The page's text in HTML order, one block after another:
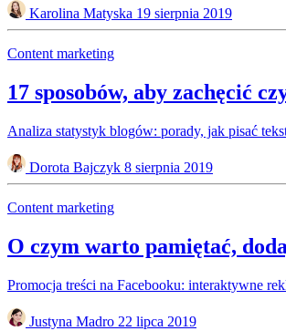
Karolina Matyska 19 sierpnia 2019
Content marketing
17 sposobów, aby zachęcić
Analiza statystyk blogów: porady, jak pisać
Dorota Bajczyk 8 sierpnia 2019
Content marketing
O czym warto pamiętać,
Promocja treści na Facebooku: interaktywne
Justyna Madro 22 lipca 2019